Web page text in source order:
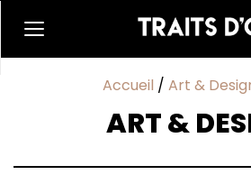
Accueil / Art &
ART &